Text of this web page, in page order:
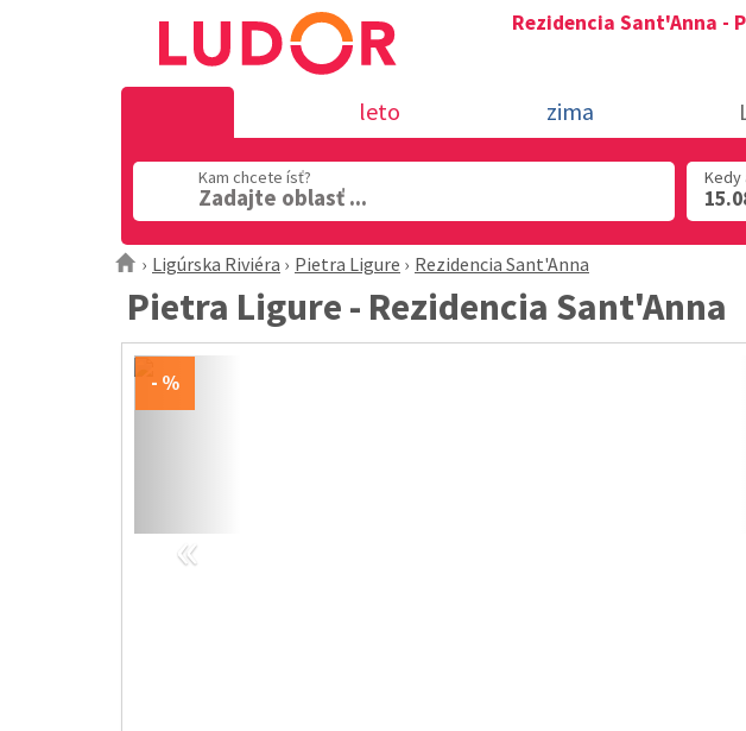
Rezidencia Sant'Anna -
leto zima
Kam chcete ísť?
Zadajte oblasť ...
Kedy
Ligúrska Riviéra Pietra Ligure Rezidencia Sant'Anna
Pietra Ligure - Rezidencia Sant'Anna
«